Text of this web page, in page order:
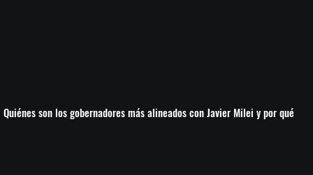
Quiénes son los gobernadores más alineados con Javier Milei y por qué